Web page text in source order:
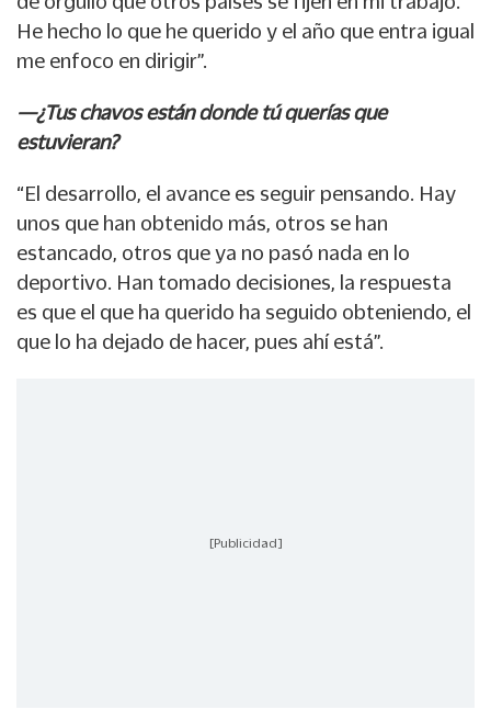
He hecho lo que he querido y el año que entra igual
me enfoco en dirigir”.
—¿Tus chavos están donde tú querías que
estuvieran?
“El desarrollo, el avance es seguir pensando. Hay
unos que han obtenido más, otros se han
estancado, otros que ya no pasó nada en lo
deportivo. Han tomado decisiones, la respuesta
es que el que ha querido ha seguido obteniendo, el
que lo ha dejado de hacer, pues ahí está”.
[Publicidad]